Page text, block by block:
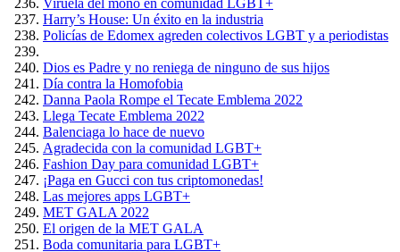
Viruela del mono en comunidad LGBT+
Harry’s House: Un éxito en la industria
Policías de Edomex agreden colectivos LGBT y a periodistas
Dios es Padre y no reniega de ninguno de sus hijos
Día contra la Homofobia
Danna Paola Rompe el Tecate Emblema 2022
Llega Tecate Emblema 2022
Balenciaga lo hace de nuevo
Agradecida con la comunidad LGBT+
Fashion Day para comunidad LGBT+
¡Paga en Gucci con tus criptomonedas!
Las mejores apps LGBT+
MET GALA 2022
El origen de la MET GALA
Boda comunitaria para LGBT+